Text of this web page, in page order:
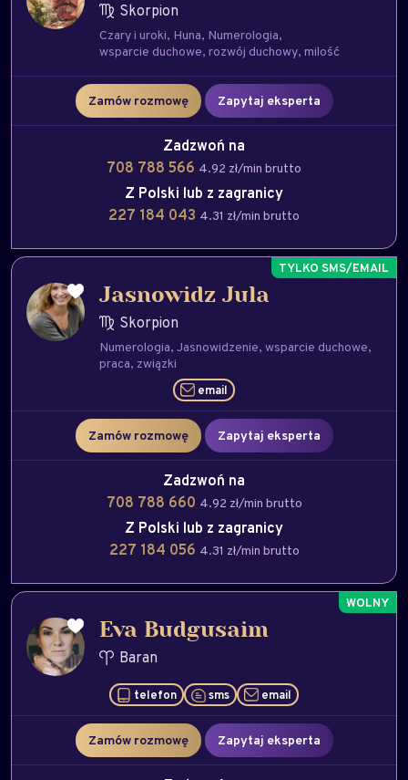
Skorpion
Czary i uroki Huna Numerologia
wsparcie duchowe rozwój duchowy milość
Zamów rozmowę Zapytaj eksperta
Zadzwoń na
708 788 566 4.92 zł/min brutto
Z Polski lub z zagranicy
227 184 043 4.31 zł/min brutto
Jasnowidz Jula
Skorpion
Numerologia Jasnowidzenie wsparcie duchowe
praca związki
email
Zamów rozmowę Zapytaj eksperta
Zadzwoń na
708 788 660 4.92 zł/min brutto
Z Polski lub z zagranicy
227 184 056 4.31 zł/min brutto
Eva Budgusaim
Baran
telefon sms email
Zamów rozmowę Zapytaj eksperta